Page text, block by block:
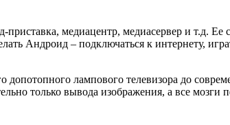
медиацентр, медиасервер и т.д. Ее
Андроид – подключаться к интернету,
лампового телевизора до
только вывода изображения, а все